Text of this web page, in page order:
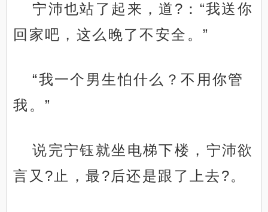
宁沛也站了起来，道?：“我送你
回家吧，这么晚了不安全。”
“我一个男生怕什么？不用你管
我。”
说完宁钰就坐电梯下楼，宁沛欲
言又?止，最?后还是跟了上去?。